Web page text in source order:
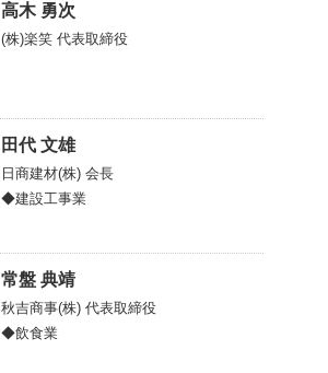
高木 勇次
(株)楽笑 代表取締役
田代 文雄
日商建材(株) 会長
◆建設工事業
常盤 典靖
秋吉商事(株) 代表取締役
◆飲食業